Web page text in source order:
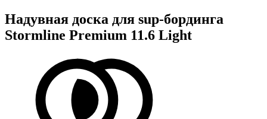
Надувная доска для sup-бординга
Stormline Premium 11.6 Light